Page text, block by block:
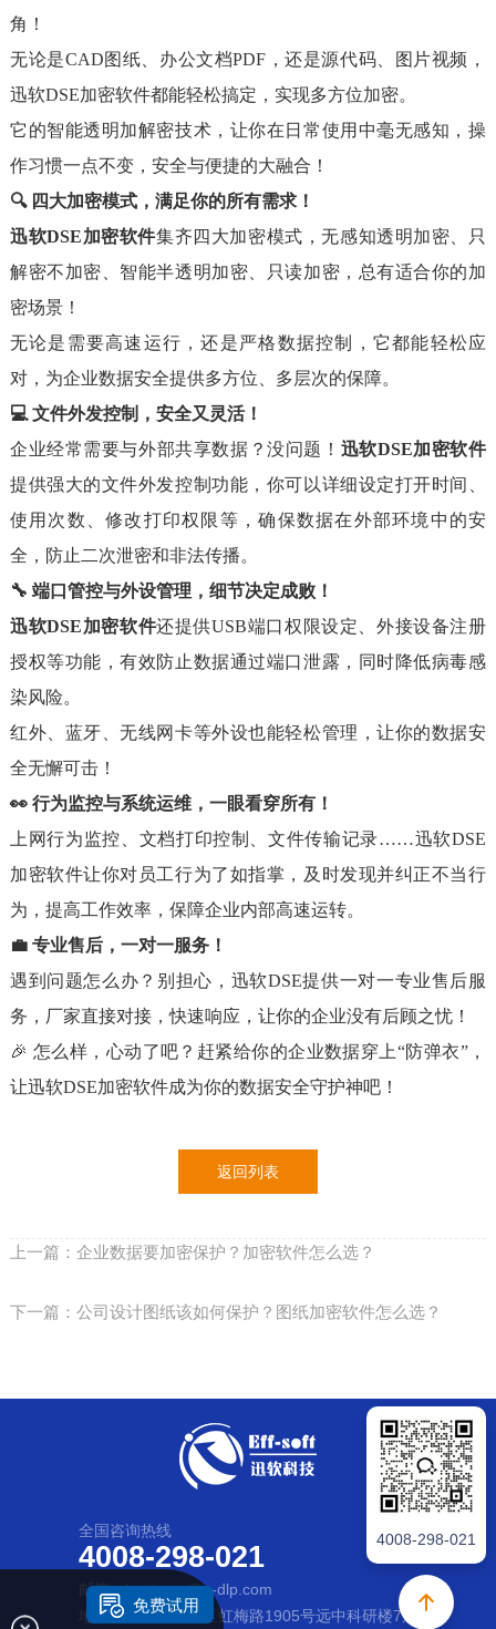
角！
无论是CAD图纸、办公文档PDF，还是源代码、图片视频，
迅软DSE加密软件都能轻松搞定，实现多方位加密。
它的智能透明加解密技术，让你在日常使用中毫无感知，操
作习惯一点不变，安全与便捷的大融合！
🔍 四大加密模式，满足你的所有需求！
迅软DSE加密软件集齐四大加密模式，无感知透明加密、只
解密不加密、智能半透明加密、只读加密，总有适合你的加
密场景！
无论是需要高速运行，还是严格数据控制，它都能轻松应
对，为企业数据安全提供多方位、多层次的保障。
💻 文件外发控制，安全又灵活！
企业经常需要与外部共享数据？没问题！ 迅软DSE加密软件
提供强大的文件外发控制功能，你可以详细设定打开时间、
使用次数、修改打印权限等，确保数据在外部环境中的安
全，防止二次泄密和非法传播。
🔧 端口管控与外设管理，细节决定成败！
迅软DSE加密软件还提供USB端口权限设定、外接设备注册
授权等功能，有效防止数据通过端口泄露，同时降低病毒感
染风险。
红外、蓝牙、无线网卡等外设也能轻松管理，让你的数据安
全无懈可击！
👀 行为监控与系统运维，一眼看穿所有！
上网行为监控、文档打印控制、文件传输记录……迅软DSE
加密软件让你对员工行为了如指掌，及时发现并纠正不当行
为，提高工作效率，保障企业内部高速运转。
💼 专业售后，一对一服务！
遇到问题怎么办？别担心，迅软DSE提供一对一专业售后服
务，厂家直接对接，快速响应，让你的企业没有后顾之忧！
🎉 怎么样，心动了吧？赶紧给你的企业数据穿上“防弹衣”，
让迅软DSE加密软件成为你的数据安全守护神吧！
返回列表
上一篇：企业数据要加密保护？加密软件怎么选？
下一篇：公司设计图纸该如何保护？图纸加密软件怎么选？
全国咨询热线
4008-298-021
邮箱：business@e-dlp.com
地址：上海市徐汇区虹梅路1905号远中科研楼7层
4008-298-021
免费试用